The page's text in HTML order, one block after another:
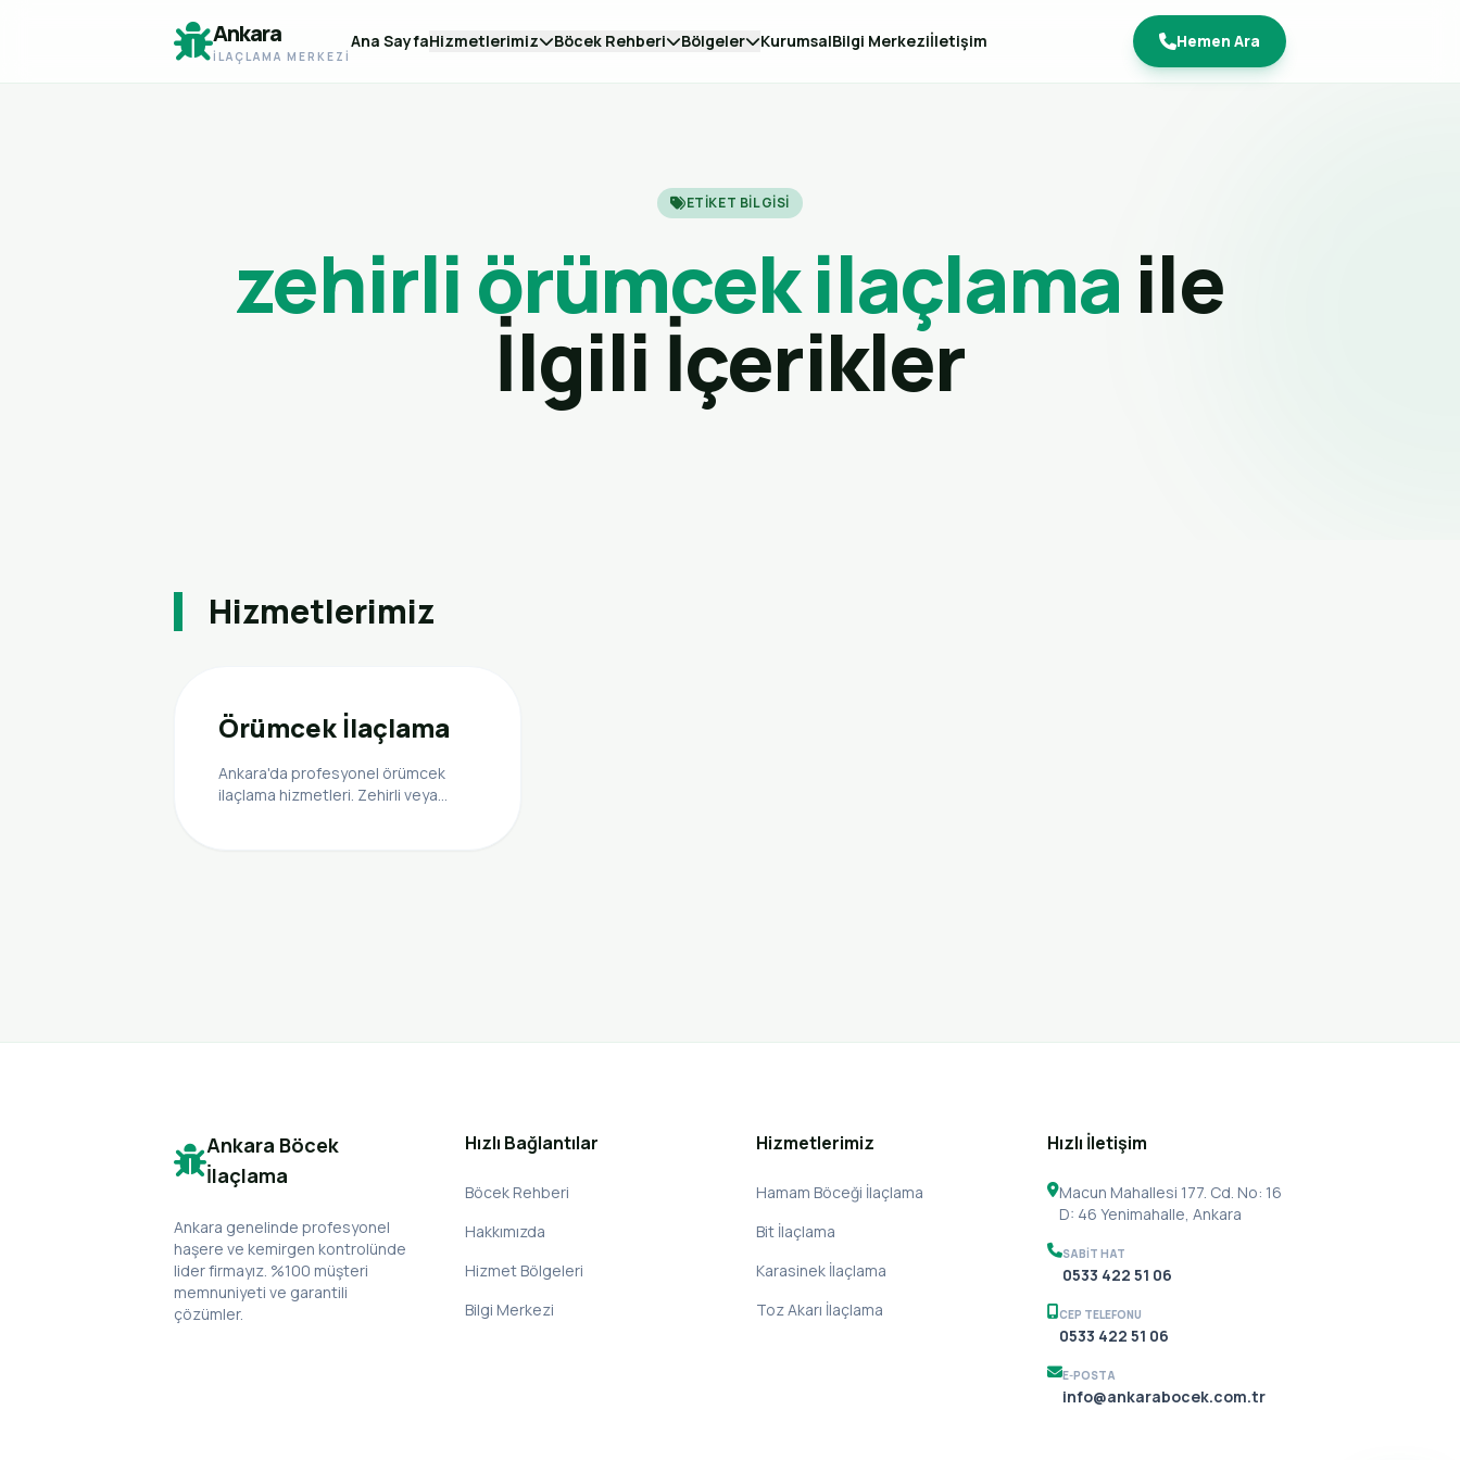
Ankara
İLAÇLAMA MERKEZI
Ana SayfaHizmetlerimiz Böcek Rehberi Bölgeler KurumsalBilgi Merkeziİletişim Hemen Ara
ETIKET BILGISI
zehirli örümcek ilaçlama ile
İlgili İçerikler
Hizmetlerimiz
Örümcek İlaçlama
Ankara'da profesyonel örümcek
ilaçlama hizmetleri. Zehirli veya
Ankara Böcek
İlaçlama
Ankara genelinde profesyonel
haşere ve kemirgen kontrolünde
lider firmayız. %100 müşteri
memnuniyeti ve garantili
çözümler.
Hızlı Bağlantılar
Böcek Rehberi
Hakkımızda
Hizmet Bölgeleri
Bilgi Merkezi
Hizmetlerimiz
Hamam Böceği İlaçlama
Bit İlaçlama
Karasinek İlaçlama
Toz Akarı İlaçlama
Hızlı İletişim
Macun Mahallesi 177. Cd. No: 16
D: 46 Yenimahalle, Ankara
SABIT HAT
0533 422 51 06
CEP TELEFONU
0533 422 51 06
E-POSTA
info@ankarabocek.com.tr